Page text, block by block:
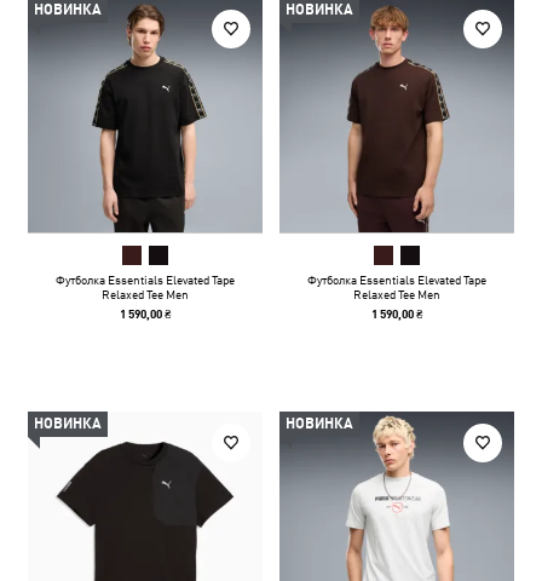
НОВИНКА
Футболка Essentials Elevated Tape
Relaxed Tee Men
1 590,00 ₴
НОВИНКА
Футболка Essentials Elevated Tape
Relaxed Tee Men
1 590,00 ₴
НОВИНКА НОВИНКА